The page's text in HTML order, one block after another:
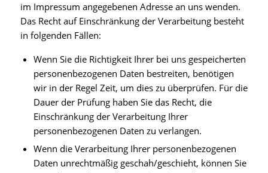
im Impressum angegebenen Adresse an uns wenden.
Das Recht auf Einschränkung der Verarbeitung besteht
in folgenden Fällen:
Wenn Sie die Richtigkeit Ihrer bei uns gespeicherten
personenbezogenen Daten bestreiten, benötigen
wir in der Regel Zeit, um dies zu überprüfen. Für die
Dauer der Prüfung haben Sie das Recht, die
Einschränkung der Verarbeitung Ihrer
personenbezogenen Daten zu verlangen.
Wenn die Verarbeitung Ihrer personenbezogenen
Daten unrechtmäßig geschah/geschieht, können Sie